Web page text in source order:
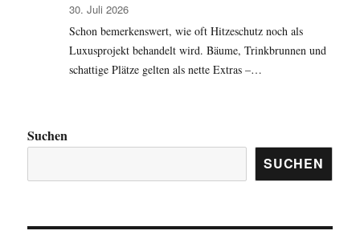
30. Juli 2026
Schon bemerkenswert, wie oft Hitzeschutz noch als
Luxusprojekt behandelt wird. Bäume, Trinkbrunnen und
schattige Plätze gelten als nette Extras –…
Suchen
SUCHEN